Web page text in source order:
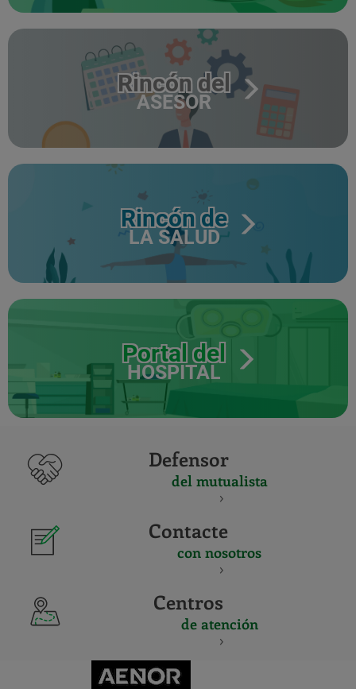
Rincón del
ASESOR
Rincón de
LA SALUD
Portal del
HOSPITAL
Defensor
del mutualista
Contacte
con nosotros
Centros
de atención